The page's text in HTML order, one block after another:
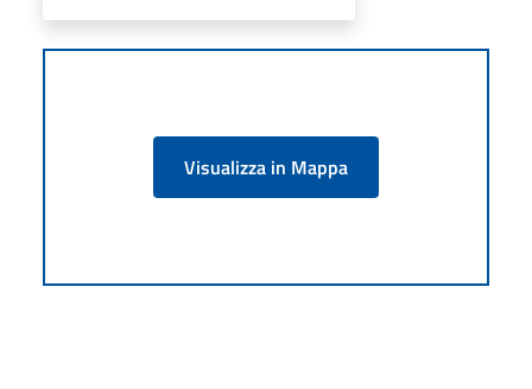
Visualizza in Mappa